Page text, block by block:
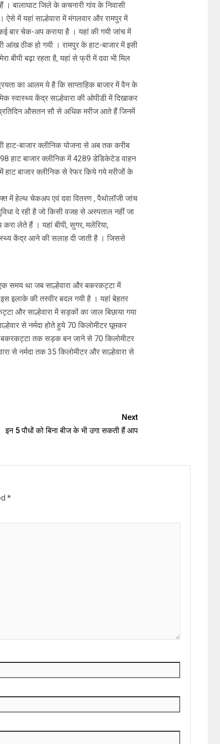
बालाघाट जिले के कचनारी गांव के निवासी
ऐसे में यहां साल्हेवारा में मंगलवार और रामपुर में
बार चेक-अप कराया है । यहां की गयी जांच में
आंख ठीक हो गयी । रामपुर के हाट-बाजार में इसी
बीपी बढ़ा रहता है, यहां से फ्री में दवा भी मिल
का आलम ये है कि साप्ताहिक बाजार में वैन के
स्वास्थ्य केंद्र साल्हेवारा की ओपीडी में दिखाकर
औसतन सौ से अधिक मरीज आते हैं जिनमें
हाट-बाजार क्लीनिक योजना से अब तक करीब
हाट बाजार क्लीनिक में 4289 डेडिकेटेड वाहन
हाट बाजार क्लीनिक से रेफर किये गये मरीजों के
में हेल्थ चेकअप एवं दवा वितरण , पैथोलॉजी जांच
दे रही है जो किसी वजह से अस्पताल नहीं जा
लेते हैं । यहां बीपी, सुगर, मलेरिया,
केंद्र आने की सलाह दी जाती है । जिससे
समय था जब साल्हेवारा और बकरकट्टा में
इलाके की तस्वीर बदल गयी है । यहां बेहतर
और साल्हेवारा में सड़कों का जाल बिछाया गया
से नर्मदा होते हुये 70 किलोमीटर घूमकर
बकरकट्टा तक सड़क बन जाने से 70 किलोमीटर
से नर्मदा तक 35 किलोमीटर और साल्हेवारा से
Next
इन 5 पौधों को बिना बीज के भी उगा सकती हैं आप
*